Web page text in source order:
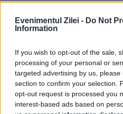
Evenimentul Zilei - Do Not
Information
If you wish to opt-out of the sale,
processing of your personal or
targeted advertising by us,
section to confirm your selection.
opt-out request is processed you
interest-based ads based on
Recomandările